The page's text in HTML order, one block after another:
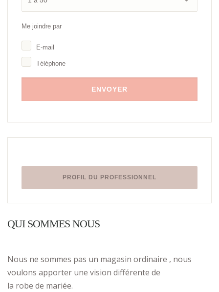
Me joindre par
E-mail
Téléphone
PROFIL DU PROFESSIONNEL
QUI SOMMES NOUS
Nous ne sommes pas un magasin ordinaire , nous
voulons apporter une vision différente de
la robe de mariée.